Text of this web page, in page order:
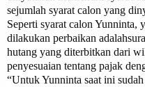
sejumlah syarat calon yang
Seperti syarat calon Yunninta,
dilakukan perbaikan
hutang yang diterbitkan dari
penyesuaian tentang pajak
“Untuk Yunninta saat ini